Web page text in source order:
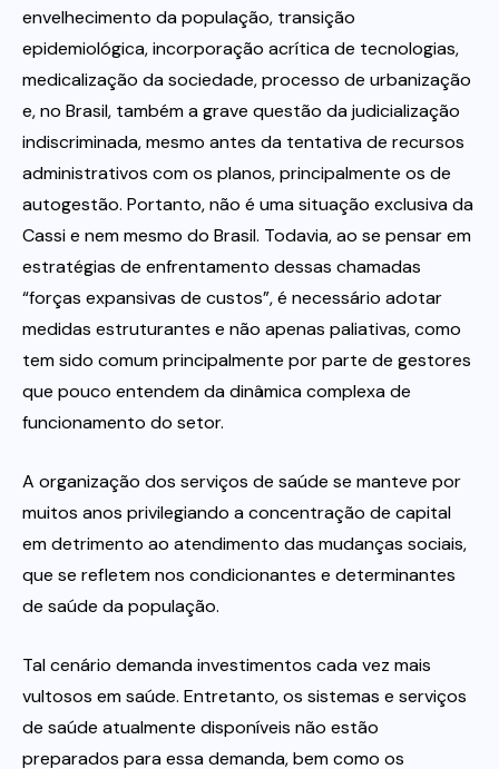
envelhecimento da população, transição
epidemiológica, incorporação acrítica de tecnologias,
medicalização da sociedade, processo de urbanização
e, no Brasil, também a grave questão da judicialização
indiscriminada, mesmo antes da tentativa de recursos
administrativos com os planos, principalmente os de
autogestão. Portanto, não é uma situação exclusiva da
Cassi e nem mesmo do Brasil. Todavia, ao se pensar em
estratégias de enfrentamento dessas chamadas
“forças expansivas de custos”, é necessário adotar
medidas estruturantes e não apenas paliativas, como
tem sido comum principalmente por parte de gestores
que pouco entendem da dinâmica complexa de
funcionamento do setor.
A organização dos serviços de saúde se manteve por
muitos anos privilegiando a concentração de capital
em detrimento ao atendimento das mudanças sociais,
que se refletem nos condicionantes e determinantes
de saúde da população.
Tal cenário demanda investimentos cada vez mais
vultosos em saúde. Entretanto, os sistemas e serviços
de saúde atualmente disponíveis não estão
preparados para essa demanda, bem como os